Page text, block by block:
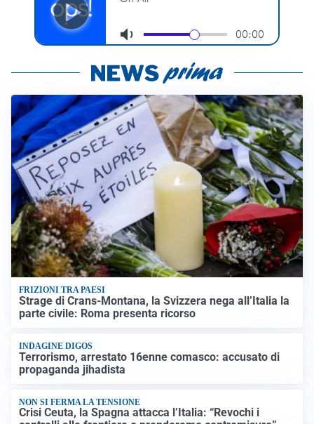
FRIZIONI TRA PAESI
Strage di Crans-Montana, la Svizzera nega all’Italia la
parte civile: Roma presenta ricorso
INDAGINE DIGOS
Terrorismo, arrestato 16enne comasco: accusato di
propaganda jihadista
NON SI FERMA LA TENSIONE
Crisi Ceuta, la Spagna attacca l’Italia: “Revochi i